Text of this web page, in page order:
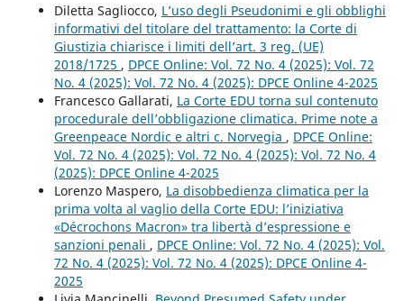
Diletta Sagliocco, L’uso degli Pseudonimi e gli obblighi
informativi del titolare del trattamento: la Corte di
Giustizia chiarisce i limiti dell’art. 3 reg. (UE)
2018/1725 , DPCE Online: Vol. 72 No. 4 (2025): Vol. 72
No. 4 (2025): Vol. 72 No. 4 (2025): DPCE Online 4-2025
Francesco Gallarati, La Corte EDU torna sul contenuto
procedurale dell’obbligazione climatica. Prime note a
Greenpeace Nordic e altri c. Norvegia , DPCE Online:
Vol. 72 No. 4 (2025): Vol. 72 No. 4 (2025): Vol. 72 No. 4
(2025): DPCE Online 4-2025
Lorenzo Maspero, La disobbedienza climatica per la
prima volta al vaglio della Corte EDU: l’iniziativa
«Décrochons Macron» tra libertà d’espressione e
sanzioni penali , DPCE Online: Vol. 72 No. 4 (2025): Vol.
72 No. 4 (2025): Vol. 72 No. 4 (2025): DPCE Online 4-
2025